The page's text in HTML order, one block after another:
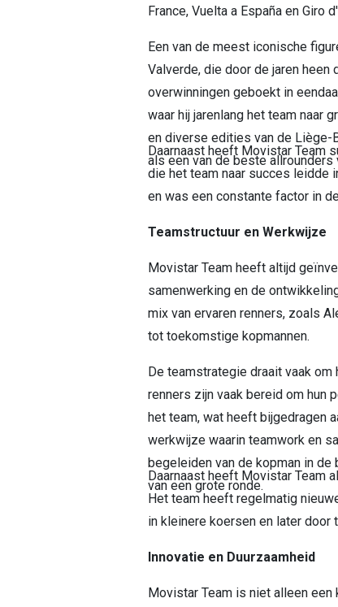
France, Vuelta a España en Giro
Een van de meest iconische
Valverde, die door de jaren
overwinningen geboekt in
waar hij jarenlang het team naar
en diverse edities van de Liège-
als een van de beste allrounders
Daarnaast heeft Movistar Team
die het team naar succes leidde
en was een constante factor in
Teamstructuur en Werkwijze
Movistar Team heeft altijd
samenwerking en de
mix van ervaren renners, zoals
tot toekomstige kopmannen.
De teamstrategie draait vaak
renners zijn vaak bereid om hun
het team, wat heeft bijgedragen
werkwijze waarin teamwork en
begeleiden van de kopman in
van een grote ronde.
Daarnaast heeft Movistar Team
Het team heeft regelmatig
in kleinere koersen en later door
Innovatie en Duurzaamheid
Movistar Team is niet alleen